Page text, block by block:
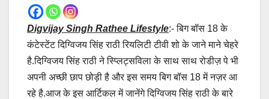
Digvijay Singh Rathee Lifestyle:- बिग बॉस 18 के
कंटेस्टेंट दिग्विजय सिंह राठी रियलिटी टीवी शो के जाने माने चेहरे
है.दिग्विजय सिंह राठी ने स्प्लिट्सविला के साथ साथ रोडीज़ पे भी
अपनी अच्छी छाप छोड़ी है और इस समय बिग बॉस 18 में नज़र आ
रहे है.आज के इस आर्टिकल में जानेंगे दिग्विजय सिंह राठी के बारे